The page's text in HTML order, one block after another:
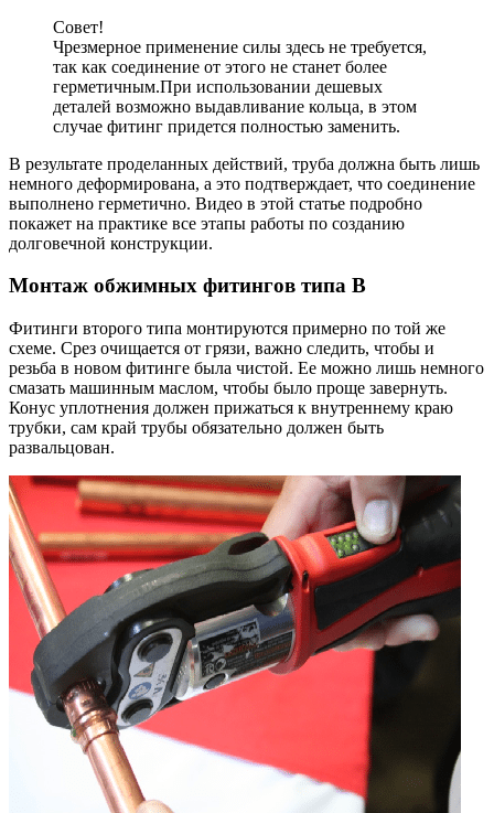
Совет!
Чрезмерное применение силы здесь не требуется,
так как соединение от этого не станет более
герметичным.При использовании дешевых
деталей возможно выдавливание кольца, в этом
случае фитинг придется полностью заменить.
В результате проделанных действий, труба должна быть лишь
немного деформирована, а это подтверждает, что соединение
выполнено герметично. Видео в этой статье подробно
покажет на практике все этапы работы по созданию
долговечной конструкции.
Монтаж обжимных фитингов типа В
Фитинги второго типа монтируются примерно по той же
схеме. Срез очищается от грязи, важно следить, чтобы и
резьба в новом фитинге была чистой. Ее можно лишь немного
смазать машинным маслом, чтобы было проще завернуть.
Конус уплотнения должен прижаться к внутреннему краю
трубки, сам край трубы обязательно должен быть
развальцован.